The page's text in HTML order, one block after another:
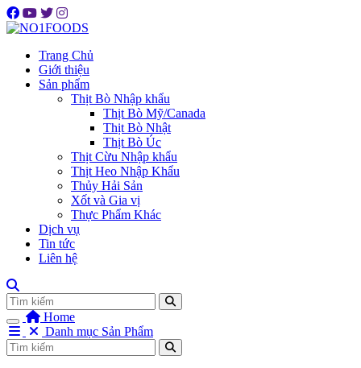
Trang Chủ
Giới thiệu
Sản phẩm
Thịt Bò Nhập khẩu
Thịt Bò Mỹ/Canada
Thịt Bò Nhật
Thịt Bò Úc
Thịt Cừu Nhập khẩu
Thịt Heo Nhập Khẩu
Thủy Hải Sản
Xốt và Gia vị
Thực Phẩm Khác
Dịch vụ
Tin tức
Liên hệ
Home
Danh mục Sản Phẩm